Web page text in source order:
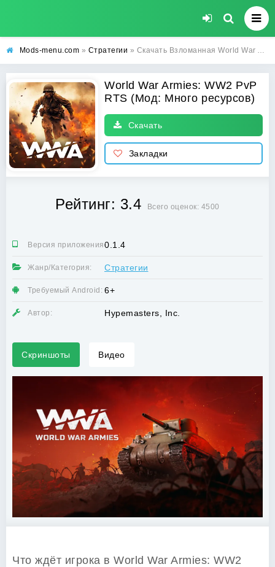
Mods-menu.com » Стратегии » Скачать Взломанная World War Armies: WW2 PvP RTS на Андроид (Много ресурсов) бесплатно
World War Armies: WW2 PvP
RTS (Мод: Много ресурсов)
Скачать
Закладки
Рейтинг: 3.4 Всего оценок: 4500
Версия приложения:0.1.4
Жанр/Категория: Стратегии
Требуемый Android: 6+
Автор: Hypemasters, Inc.
Скриншоты Видео
Что ждёт игрока в World War Armies: WW2